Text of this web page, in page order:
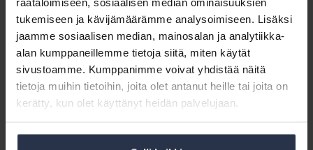
tukemiseen ja kävijämäärämme analysoimiseen. Lisäksi
jaamme sosiaalisen median, mainosalan ja analytiikka-
alan kumppaneillemme tietoja siitä, miten käytät
sivustoamme. Kumppanimme voivat yhdistää näitä
tietoja muihin tietoihin, joita olet antanut heille tai joita on
kerätty, kun olet käyttänyt heidän palvelujaan.
lämminvesivaraaja
vuoti
ja
aiheutti
vesivahingon
lattiakaivon
ollessa
Mikäli vesivahinko on aiheutunut siitä, ettei lattiakaivo ole
vetänyt, voi yhtiö vaatia osakkaalta korvausta aiheutuneen
vahingon korjauskuluista. Jos osakkaan tai asukkaan
toiminnassa ei ole huolimattomuutta, perustasoisen
korjauksen kustannukset jäävät yhtiön vastattavaksi.
Lakikysymys:
maksaa
päivystyskäynnin hätätilanteessa?